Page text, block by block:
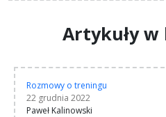
Artykuły
Rozmowy o treningu
22 grudnia 2022
Paweł Kalinowski